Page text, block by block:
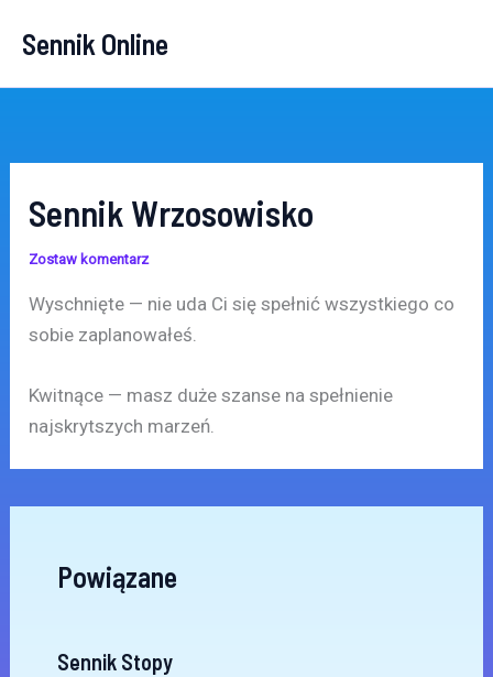
Sennik Online
Sennik Wrzosowisko
Zostaw komentarz
Wyschnięte — nie uda Ci się spełnić wszystkiego co
sobie zaplanowałeś.
Kwitnące — masz duże szanse na spełnienie
najskrytszych marzeń.
Powiązane
Sennik Stopy